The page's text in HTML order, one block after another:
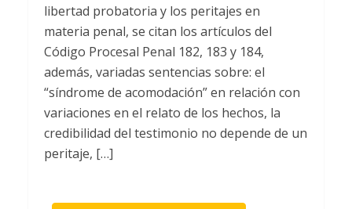
libertad probatoria y los peritajes en
materia penal, se citan los artículos del
Código Procesal Penal 182, 183 y 184,
además, variadas sentencias sobre: el
“síndrome de acomodación” en relación con
variaciones en el relato de los hechos, la
credibilidad del testimonio no depende de un
peritaje, […]